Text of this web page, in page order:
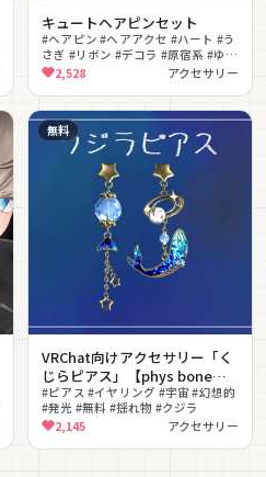
キュートヘアピンセット
#ヘアピン #ヘアアクセ #ハート #う
さぎ #リボン #デコラ #原宿系 #ゆめ
かわいい #Y2K #シェイプキー
2,528 アクセサリー
無料
VRChat向けアクセサリー「く
じらピアス」【phys bone使
用】
#ピアス #イヤリング #宇宙 #幻想的
#発光 #無料 #揺れ物 #クジラ
2,145 アクセサリー